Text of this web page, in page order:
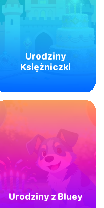
Urodziny
Księżniczki
Urodziny z Bluey